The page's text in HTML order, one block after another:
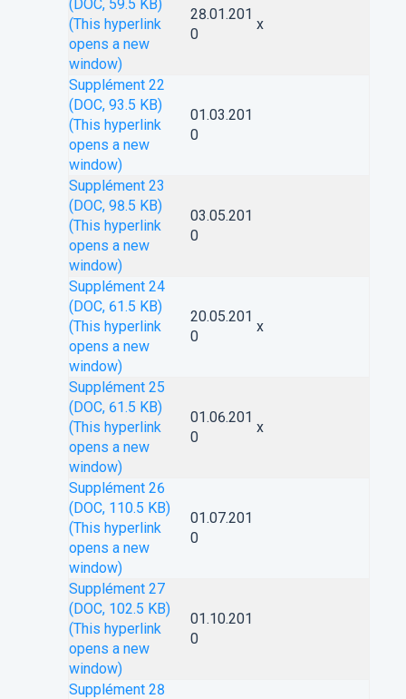
(DOC, 59.5 KB)
(This hyperlink
opens a new
window)
28.01.201
0
x
Supplément 22
(DOC, 93.5 KB)
(This hyperlink
opens a new
window)
01.03.201
0
Supplément 23
(DOC, 98.5 KB)
(This hyperlink
opens a new
window)
03.05.201
0
Supplément 24
(DOC, 61.5 KB)
(This hyperlink
opens a new
window)
20.05.201
0
x
Supplément 25
(DOC, 61.5 KB)
(This hyperlink
opens a new
window)
01.06.201
0
x
Supplément 26
(DOC, 110.5 KB)
(This hyperlink
opens a new
window)
01.07.201
0
Supplément 27
(DOC, 102.5 KB)
(This hyperlink
opens a new
window)
01.10.201
0
Supplément 28